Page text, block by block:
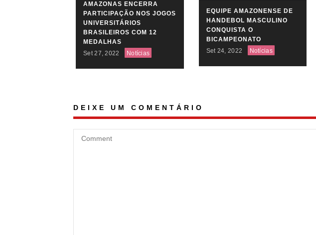
AMAZONAS ENCERRA
PARTICIPAÇÃO NOS JOGOS
UNIVERSITÁRIOS
BRASILEIROS COM 12
MEDALHAS
Set 27, 2022
Notícias
EQUIPE AMAZONENSE DE
HANDEBOL MASCULINO
CONQUISTA O
BICAMPEONATO
Set 24, 2022
Notícias
DEIXE UM COMENTÁRIO